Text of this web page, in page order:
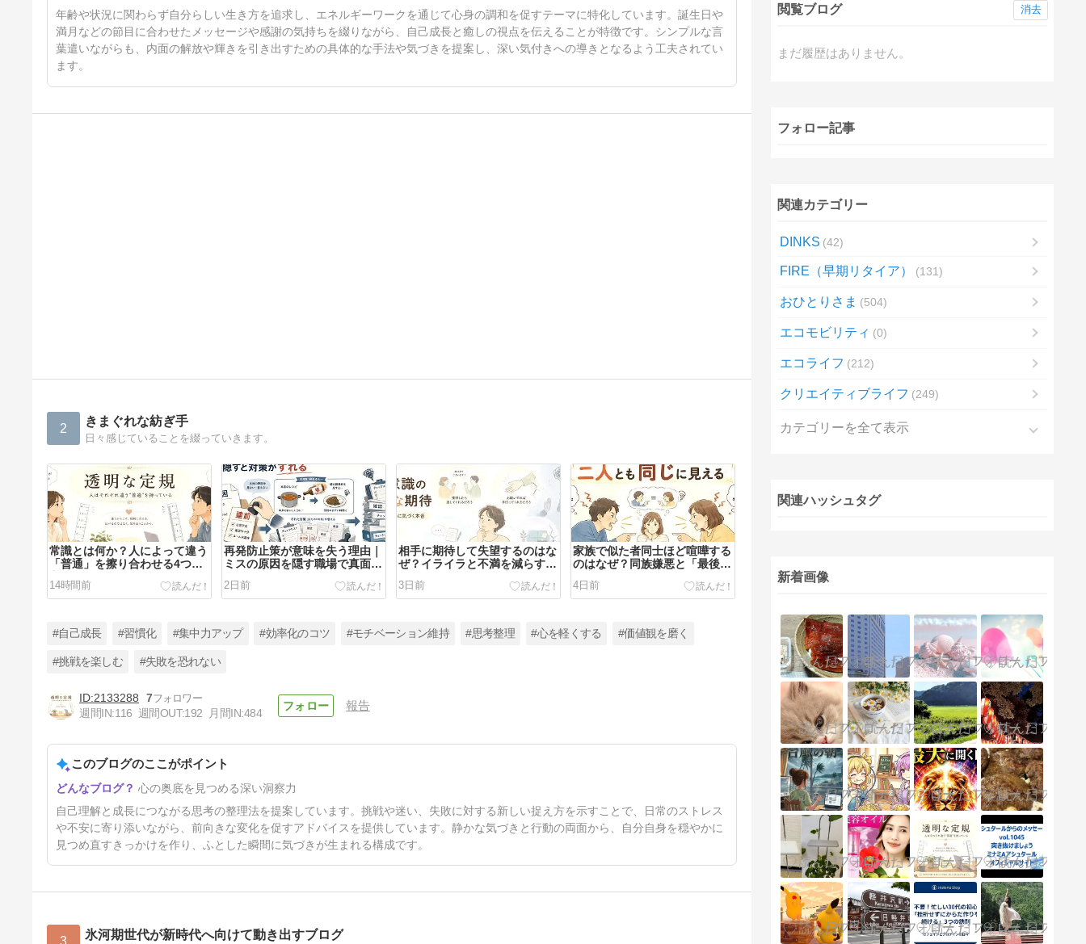
6日前
年齢や状況に関わらず自分らしい生き方を追求し、エネルギーワークを通じて心身の調和を促すテーマに特化しています。誕生日や
満月などの節目に合わせたメッセージや感謝の気持ちを綴りながら、自己成長と癒しの視点を伝えることが特徴です。シンプルな言
葉遣いながらも、内面の解放や輝きを引き出すための具体的な手法や気づきを提案し、深い気付きへの導きとなるよう工夫されてい
ます。
2 きまぐれな紡ぎ手
日々感じていることを綴っていきます。
常識とは何か？人によって違う
「普通」を擦り合わせる4つの
14時間前
再発防止策が意味を失う理由｜
ミスの原因を隠す職場で真面目
2日前
相手に期待して失望するのはな
ぜ？イライラと不満を減らす
方
3日前
家族で似た者同士ほど喧嘩する
のはなぜ？同族嫌悪と「最後の
4日前
変わりたいのに行動できないの
はなぜ？きっかけを待たずに一
#自己成長 #習慣化 #集中力アップ #効率化のコツ #モチベーション維持 #思考整理 #心を軽くする #価値観を磨く
#挑戦を楽しむ #失敗を恐れない
2133288
7
週間IN:116 週間OUT:192 月間IN:484
報告
このブログのここがポイント
心の奥底を見つめる深い洞察力
自己理解と成長につながる思考の整理法を提案しています。挑戦や迷い、失敗に対する新しい捉え方を示すことで、日常のストレス
や不安に寄り添いながら、前向きな変化を促すアドバイスを提供しています。静かな気づきと行動の両面から、自分自身を穏やかに
見つめ直すきっかけを作り、ふとした瞬間に気づきが生まれる構成です。
氷河期世代が新時代へ向けて動き出すブログ
閲覧ブログ
まだ履歴はありません。
消去
フォロー記事
関連カテゴリー
DINKS 42
FIRE（早期リタイア） 131
おひとりさま 504
エコモビリティ 0
エコライフ 212
クリエイティブライフ 249
カテゴリーを全て表示
関連ハッシュタグ
新着画像